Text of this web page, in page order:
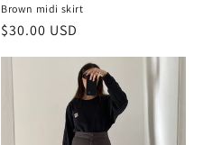
Brown midi skirt
Prezzo
di
$30.00 USD